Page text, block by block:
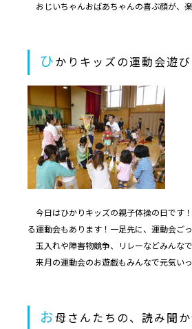
おじいちゃんおばあちゃんの喜ぶ顔が、
ひ かりキッズの運動会遊
今日はひかりキッズの親子体操の日です
る運動会もあります！一足先に、運動会ご
玉入れや障害物競争、リレーなどみんなで
来月の運動会のお遊戯もみんなで元気い
お母さんたちの、読み聞